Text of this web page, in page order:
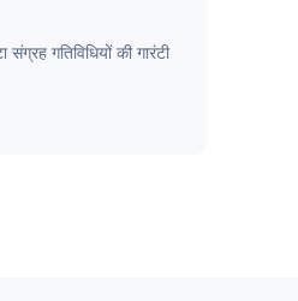
गतिविधियों की गारंटी